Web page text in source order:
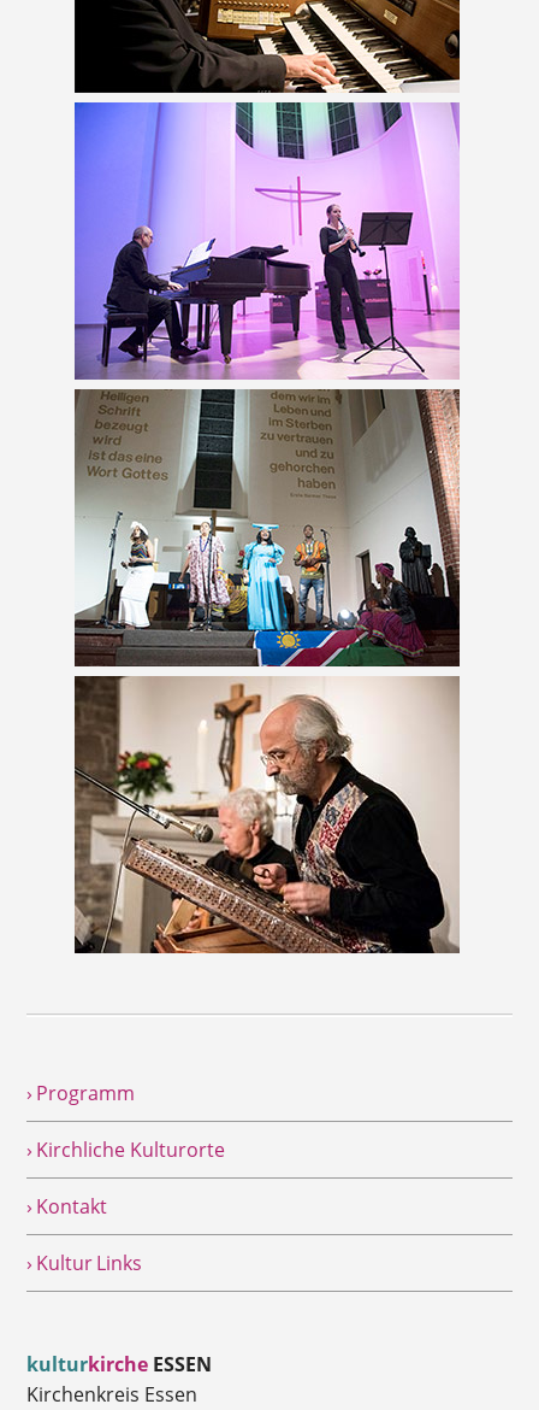
› Programm
› Kirchliche Kulturorte
› Kontakt
› Kultur Links
kulturkirche ESSEN
Kirchenkreis Essen